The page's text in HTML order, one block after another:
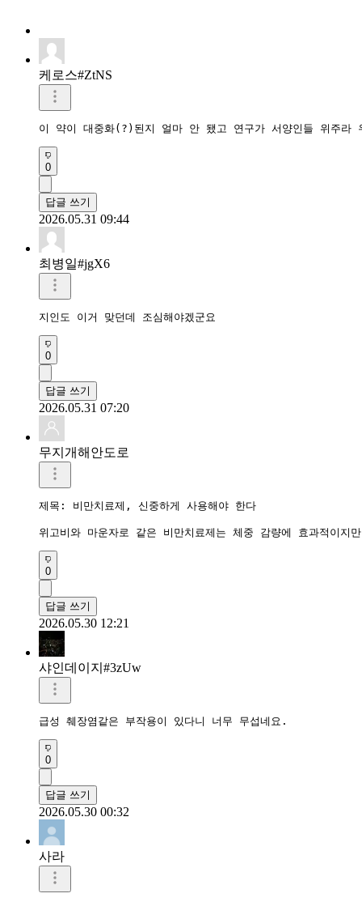
케로스#ZtNS
이 약이 대중화(?)된지 얼마 안 됐고 연구가 서양인들 위주
0
답글 쓰기
2026.05.31 09:44
최병일#jgX6
지인도 이거 맞던데 조심해야겠군요
0
답글 쓰기
2026.05.31 07:20
무지개해안도로
제목: 비만치료제, 신중하게 사용해야 한다
위고비와 마운자로 같은 비만치료제는 체중 감량에 효과적이
0
답글 쓰기
2026.05.30 12:21
샤인데이지#3zUw
급성 췌장염같은 부작용이 있다니 너무 무섭네요.
0
답글 쓰기
2026.05.30 00:32
사라